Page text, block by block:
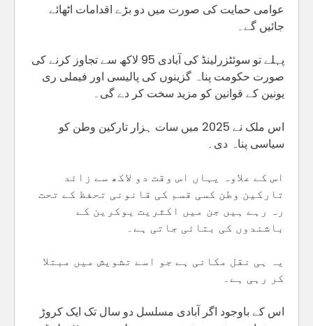
عوامی حمایت کی صورت میں دو بڑے اقدامات اٹھائے
جائیں گے۔
پہلے تو سوئٹزرلینڈ کی آبادی 95 لاکھ سے تجاوز کرنے کی
صورت حکومت پناہ گزینوں کی پالیسی اور فیملی ری
یونین کے قوانین کو مزید سخت کر دے گی۔
اس ملک نے 2025 میں سات ہزار تارکین وطن کو
سیاسی پناہ دی۔
اس کے علاوہ یہاں اس وقت دو لاکھ سے زائد
تارکین وطن کسی قسم کی قانونی تحفظ کے تحت
رہ رہے ہیں جن میں اکثریت یوکرین کے
باشندوں کی بتائی جاتی ہے۔
یہ ہی نقل مکانی ہے جو اسے تشویش میں مبتلا
کر رہی ہے۔
اس کے باوجود اگر آبادی مسلسل دو سال تک ایک کروڑ